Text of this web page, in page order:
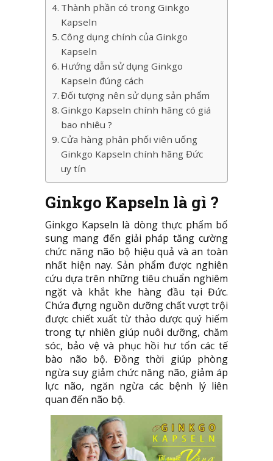
Thành phần có trong Ginkgo
Kapseln
Công dụng chính của Ginkgo
Kapseln
Hướng dẫn sử dụng Ginkgo
Kapseln đúng cách
Đối tượng nên sử dụng sản phẩm
Ginkgo Kapseln chính hãng có giá
bao nhiêu ?
Cửa hàng phân phối viên uống
Ginkgo Kapseln chính hãng Đức
uy tín
Ginkgo Kapseln là gì ?
Ginkgo Kapseln là dòng thực phẩm bổ
sung mang đến giải pháp tăng cường
chức năng não bộ hiệu quả và an toàn
nhất hiện nay. Sản phẩm được nghiên
cứu dựa trên những tiêu chuẩn nghiêm
ngặt và khắt khe hàng đầu tại Đức.
Chứa đựng nguồn dưỡng chất vượt trội
được chiết xuất từ thảo dược quý hiếm
trong tự nhiên giúp nuôi dưỡng, chăm
sóc, bảo vệ và phục hồi hư tổn các tế
bào não bộ. Đồng thời giúp phòng
ngừa suy giảm chức năng não, giảm áp
lực não, ngăn ngừa các bệnh lý liên
quan đến não bộ.